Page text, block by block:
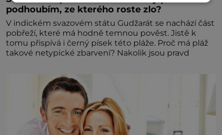
podhoubím, ze kterého roste zlo?
V indickém svazovém státu Gudžarát se nachází část
pobřeží, které má hodně temnou pověst. Jistě k
tomu přispívá i černý písek této pláže. Proč má pláž
takové netypické zbarvení? Nakolik jsou pravd